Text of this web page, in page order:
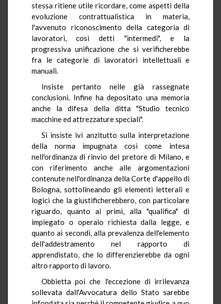
stessa ritiene utile ricordare, come aspetti della
evoluzione contrattualistica in materia,
l'avvenuto riconoscimento della categoria di
lavoratori, così detti "intermedi", e la
progressiva unificazione che si verificherebbe
fra le categorie di lavoratori intellettuali e
manuali.
Insiste pertanto nelle già rassegnate
conclusioni. Infine ha depositato una memoria
anche la difesa della ditta "Studio tecnico
macchine ed attrezzature speciali".
Si insiste ivi anzitutto sulla interpretazione
della norma impugnata così come intesa
nell'ordinanza di rinvio del pretore di Milano, e
con riferimento anche alle argomentazioni
contenute nell'ordinanza della Corte d'appello di
Bologna, sottolineando gli elementi letterali e
logici che la giustificherebbero, con particolare
riguardo, quanto ai primi, alla "qualifica" di
impiegato o operaio richiesta dalla legge, e
quanto ai secondi, alla prevalenza dell'elemento
dell'addestramento nel rapporto di
apprendistato, che lo differenzierebbe da ogni
altro rapporto di lavoro.
Obbietta poi che l'eccezione di irrilevanza
sollevata dall'Avvocatura dello Stato sarebbe